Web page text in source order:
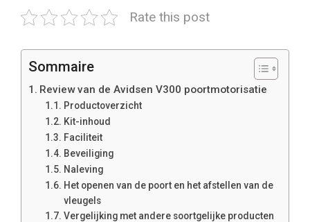
Rate this post
Sommaire
Review van de Avidsen V300 poortmotorisatie
Productoverzicht
Kit-inhoud
Faciliteit
Beveiliging
Naleving
Het openen van de poort en het afstellen van de
vleugels
Vergelijking met andere soortgelijke producten